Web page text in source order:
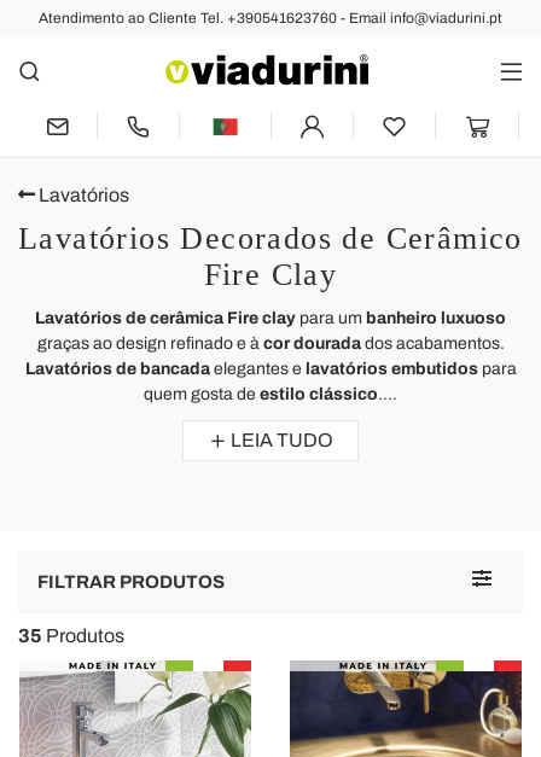
Atendimento ao Cliente Tel. +390541623760 - Email info@viadurini.pt
Lavatórios
Lavatórios Decorados de Cerâmico
Fire Clay
Lavatórios de cerâmica Fire clay para um banheiro luxuoso
graças ao design refinado e à cor douradados acabamentos.
Lavatórios de bancadaelegantes e lavatórios embutidospara
quem gosta de estilo clássico....
LEIA TUDO
Toggle
FILTRAR PRODUTOS
35 Produtos